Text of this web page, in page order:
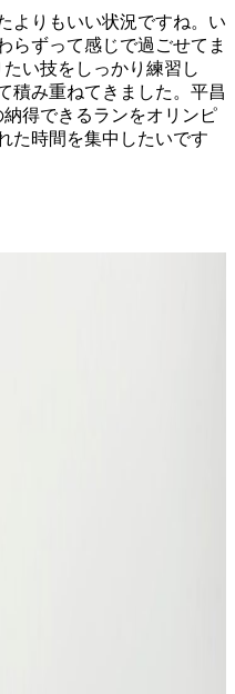
よりもいい状況ですね。い
らずって感じで過ごせてま
い技をしっかり練習し
積み重ねてきました。平昌
得できるランをオリンピ
た時間を集中したいです